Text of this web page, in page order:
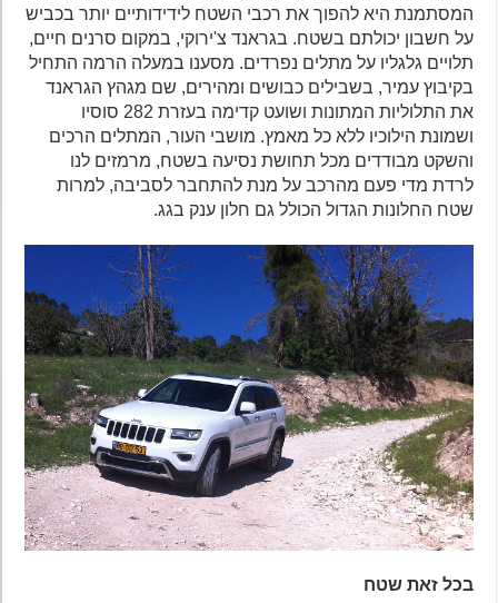
המסתמנת היא להפוך את רכבי השטח לידידותיים יותר בכביש
על חשבון יכולתם בשטח. בגראנד צ'ירוקי, במקום סרנים חיים,
תלויים גלגליו על מתלים נפרדים. מסענו במעלה הרמה התחיל
בקיבוץ עמיר, בשבילים כבושים ומהירים, שם מגהץ הגראנד
את התלוליות המתונות ושועט קדימה בעזרת 282 סוסיו
ושמונת הילוכיו ללא כל מאמץ. מושבי העור, המתלים הרכים
והשקט מבודדים מכל תחושת נסיעה בשטח, מרמזים לנו
לרדת מדי פעם מהרכב על מנת להתחבר לסביבה, למרות
שטח החלונות הגדול הכולל גם חלון ענק בגג.
בכל זאת שטח